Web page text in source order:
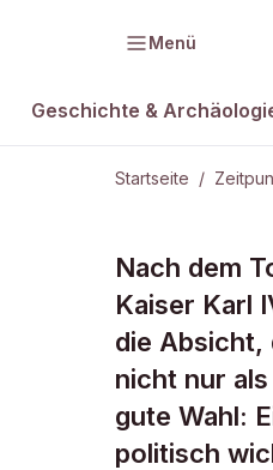
Menü
Geschichte &
Startseite /
ZEITPUNKTE
Nach dem
Kaiser Karl
die Absicht,
nicht nur
gute Wahl:
politisch